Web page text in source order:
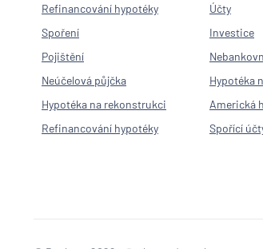
Refinancování hypotéky
Účty
Spoření
Investice
Pojištění
Neúčelová půjčka
Hypotéka
Hypotéka na rekonstrukci
Americká
Refinancování hypotéky
Spořící